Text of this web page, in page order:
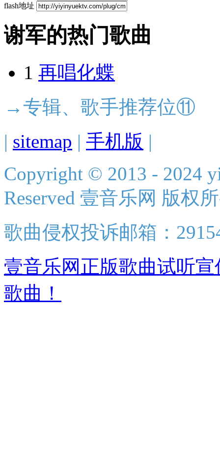
flash地址
谢军的热门歌曲
1 再唱化蝶
→专辑、歌手推荐位⑪
| sitemap | 手机版 |
Copyright © 2013 - 2024
Reserved 壹音乐网 版权
歌曲侵权投诉邮箱：
壹音乐网正版歌曲试听
歌曲！